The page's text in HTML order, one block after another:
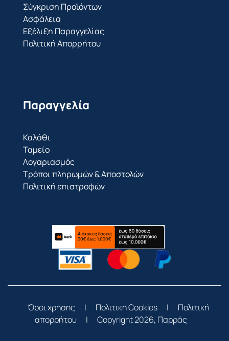
Σύγκριση Προϊόντων
Ασφάλεια
Εξέλιξη Παραγγελίας
Πολιτική Απορρήτου
Παραγγελία
Καλάθι
Ταμείο
Λογαριασμός
Τρόποι πληρωμών & Αποστολών
Πολιτική επιστροφών
Όροι χρήσης | Πολιτική Cookies |
Πολιτική
απορρήτου
| Copyright 2026, Παρράς